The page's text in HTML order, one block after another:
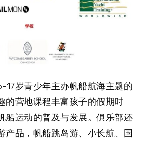
17岁青少年主办帆船航海主题的
的营地课程丰富孩子的假期时
船运动的普及与发展。俱乐部还
产品，帆船跳岛游、小长航、国